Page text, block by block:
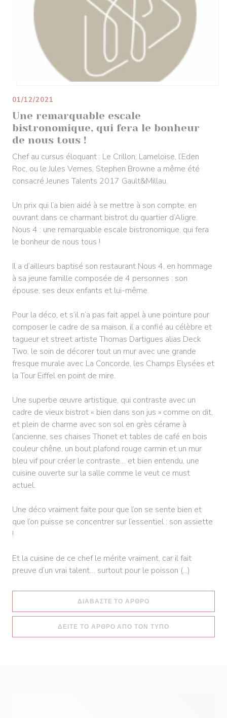
Une remarquable escale
bistronomique, qui fera le bonheur
de nous tous !
01/12/2021
Chef au cursus éloquant : Le Crillon, Lameloise, l’Eden
Roc, ou le Jules Vernes, Stephen Browne a même été
consacré Jeunes Talents 2017 Gault&Millau.
Un prix qui l’a bien aidé à se mettre à son compte, en
ouvrant dans ce charmant bistrot du quartier d’Aligre.
Nous 4 : une remarquable escale bistronomique, qui fera
le bonheur de nous tous !
Il a d’ailleurs baptisé son restaurant Nous 4, en hommage
à sa jeune famille composée de 4 personnes : son
épouse, ses deux enfants et lui-même.
Pour la déco, et s’il n’a pas fait appel à une pointure pour
composer le cadre de sa maison, il a confié au célèbre et
tagueur et street artiste Thomas Dartigues alias Deck
Two, le soin de décorer tout un mur avec une grande
fresque murale avec La Concorde, les Champs Elysées et
la Tour Eiffel en point de mire.
Une superbe œuvre artistique, qui contraste avec un
cadre de vieux bistrot « bien dans son jus » comme on dit,
et plein de charme avec son sol en grès cérame à
l’ancienne, ses chaises Thonet et tables de café en bois
couleur chêne, un bout plafond rouge carmin et un mur
bleu vif pour créer le contraste… et bien entendu, une
cuisine ouverte sur la salle comme le veut ce must
actuel.
Une déco vraiment faite pour que l’on se sente bien et
que l’on puisse se concentrer sur l’essentiel : son assiette
!
Et la cuisine de ce chef le mérite vraiment, car il fait
preuve d’un vrai talent… surtout pour le poisson (...)
ΔΙΑΒΆΣΤΕ ΤΟ ΆΡΘΡΟ
ΔΕΊΤΕ ΤΟ ΆΡΘΡΟ ΑΠΌ ΤΟΝ ΤΎΠΟ((ΑΝΟΊΓΕΙ ΣΕ